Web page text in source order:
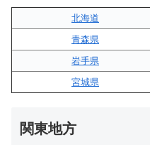
北海道
青森県
岩手県
宮城県
関東地方